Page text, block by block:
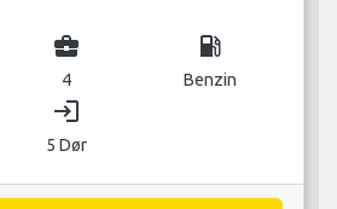
business_center
4
local_gas_station
Benzin
login
5 Dør